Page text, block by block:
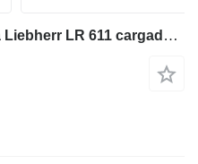
Liebherr LR 611 cabina para Liebherr LR 611 cargadora de cadenas